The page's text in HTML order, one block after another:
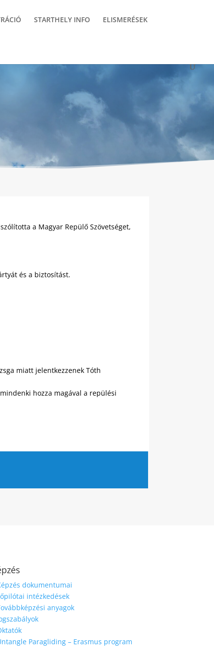
STARTHELY INFO ELISMERÉSEK
a Magyar Repülő Szövetséget,
és a biztosítást.
miatt jelentkezzenek Tóth
hozza magával a repülési
dokumentumai
intézkedések
anyagok
Paragliding – Erasmus program